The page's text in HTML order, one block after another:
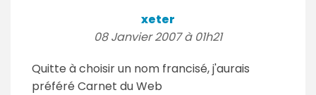
xeter
08 Janvier 2007 à 01h21
Quitte à choisir un nom francisé, j'aurais
préféré Carnet du Web